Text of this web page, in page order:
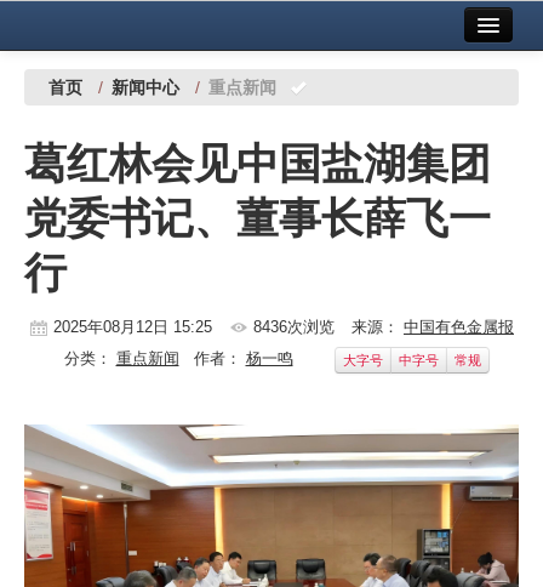
中国有色金属报社主办 广告服务
铜镍铅锌
铝
稀有稀土
有色市场
科技
镁钛
地矿 建设
党建工作
企业文化
首页 / 新闻中心 / 重点新闻
葛红林会见中国盐湖集团
党委书记、董事长薛飞一
行
2025年08月12日 15:25 8436次浏览 来源： 中国有色金属报
分类： 重点新闻 作者： 杨一鸣 大字号 中字号 常规